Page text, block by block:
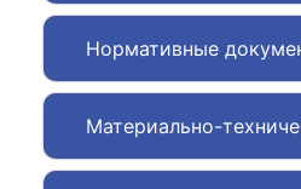
Нормативные
Материально-